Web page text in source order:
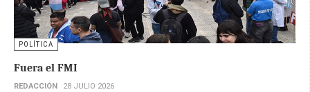
POLÍTICA
Fuera el FMI
REDACCIÓN 28 JULIO 2026